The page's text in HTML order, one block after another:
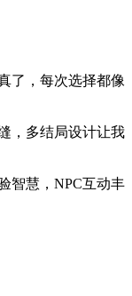
了，每次选择都像
，多结局设计让我
智慧，NPC互动丰